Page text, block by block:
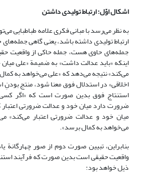
اشکال اوّل: ارتباط تولیدی داشتن
به نظر می‌رسد با مبانی فکری علامه طباطبایی
ارتباط تولیدی داشته باشد، یعنی گاهی جمله‌های
جمله‌های حاوی هست، جمله‌ حاکی از واقعیت
اینکه «باید عدالت داشت» به ضمیمة «علی
می‌کند» نتیجه می‌دهد که «علی می‌خواهد به
اخلاقی» در استدلال فوق معنا شود، منتج
استنتاج فوق بدین صورت است که «اگر
ضرورت دارد میان خود و عدالت ضرورتی اعتبار
میان خود و عدالت ضرورتی اعتبار می‌کند»
می‌خواهد به کمال برسد».
بنابراین، تبیین صورت دوم از صور چهارگانة
واقعیت حقیقی است بدین صورت که فرآیند
ذیل خواهد بود: